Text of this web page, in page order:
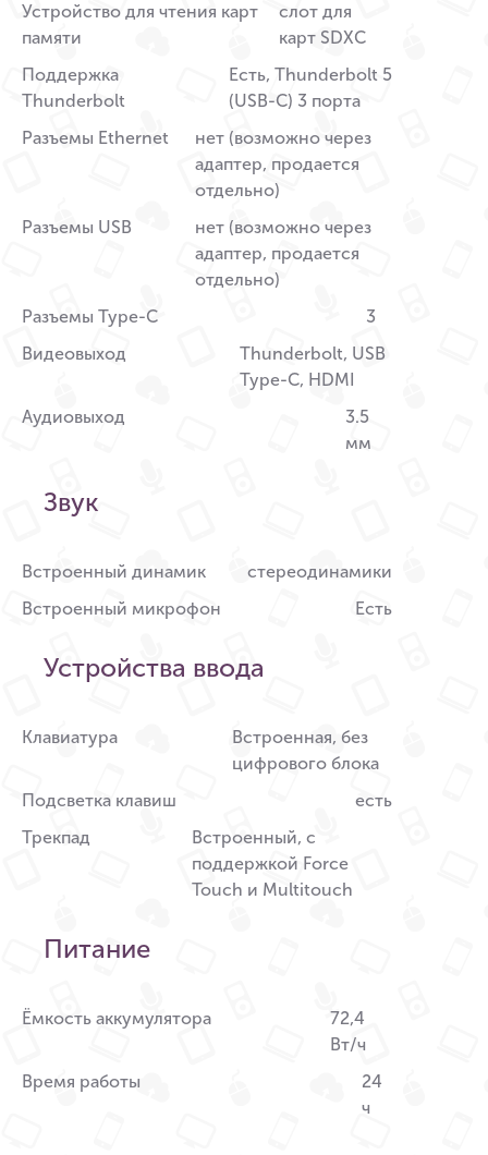
Устройство для чтения карт
памяти
слот для
карт SDXC
Поддержка
Thunderbolt
Есть, Thunderbolt 5
(USB-C) 3 порта
Разъемы Ethernet
нет (возможно через
адаптер, продается
отдельно)
Разъемы USB
нет (возможно через
адаптер, продается
отдельно)
Разъемы Type-C
3
Видеовыход
Thunderbolt, USB
Type-С, HDMI
Аудиовыход
3.5
мм
Звук
Встроенный динамик
стереодинамики
Встроенный микрофон
Есть
Устройства ввода
Клавиатура
Встроенная, без
цифрового блока
Подсветка клавиш
есть
Трекпад
Встроенный, с
поддержкой Force
Touch и Multitouch
Питание
Ёмкость аккумулятора
72,4
Вт/ч
Время работы
24
ч